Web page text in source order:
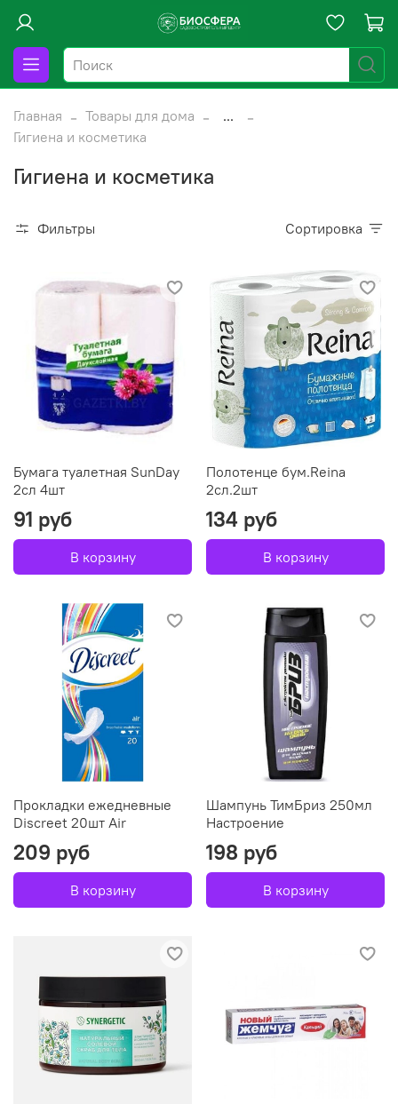
Главная Товары для дома
...
Гигиена и косметика
Гигиена и косметика
Фильтры Сортировка
Бумага туалетная SunDay
2сл 4шт
91 руб
В корзину
Полотенце бум.Reina
2сл.2шт
134 руб
В корзину
Прокладки ежедневные
Discreet 20шт Air
209 руб
В корзину
Шампунь ТимБриз 250мл
Настроение
198 руб
В корзину